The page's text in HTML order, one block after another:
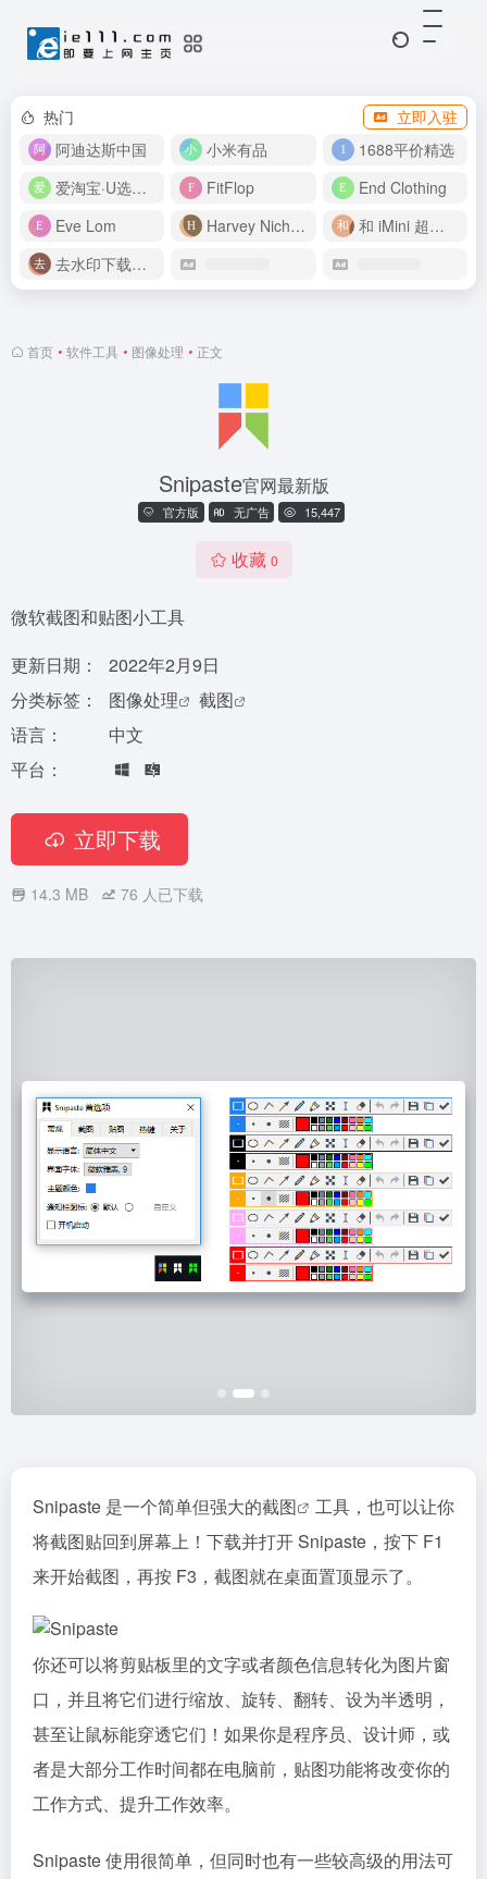
热门
立即入驻
阿迪达斯中国
小米有品
1688平价精选
爱淘宝·U选好价
FitFlop
End Clothing
Eve Lom
Harvey Nichols
和 iMini 超级智能体一起构建伟大作品
去水印下载视频
首页 • 软件工具 • 图像处理 • 正文
Snipaste官网最新版
官方版 无广告 15,447
收藏 0
微软截图和贴图小工具
更新日期：
2022年2月9日
分类标签：
图像处理
截图
语言：
中文
平台：
立即下载
14.3 MB 76 人已下载
Snipaste 是一个简单但强大的截图
工具，也可以让你
将截图贴回到屏幕上！下载并打开 Snipaste，按下 F1
来开始截图，再按 F3，截图就在桌面置顶显示了。
你还可以将剪贴板里的文字或者颜色信息转化为图片窗
口，并且将它们进行缩放、旋转、翻转、设为半透明，
甚至让鼠标能穿透它们！如果你是程序员、设计师，或
者是大部分工作时间都在电脑前，贴图功能将改变你的
工作方式、提升工作效率。
Snipaste 使用很简单，但同时也有一些较高级的用法可